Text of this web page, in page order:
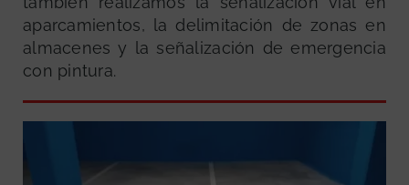
aparcamientos, la delimitación de zonas en
almacenes y la señalización de emergencia
con pintura.